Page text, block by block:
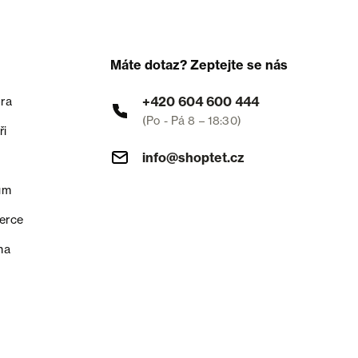
Máte dotaz? Zeptejte se nás
+420 604 600 444
(Po - Pá 8 – 18:30)
info@shoptet.cz